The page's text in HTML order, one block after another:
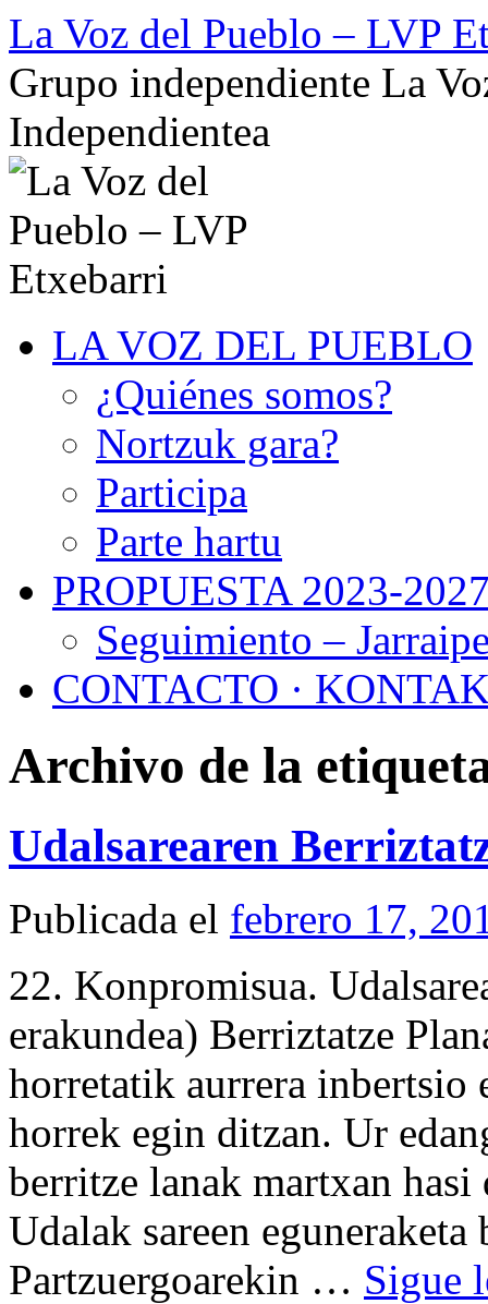
Saltar
contenido
La Voz del Pueblo – LVP
Grupo independiente La
Independientea
LA VOZ DEL PUEBLO
¿Quiénes somos?
Nortzuk gara?
Participa
Parte hartu
PROPUESTA 2023-
Seguimiento –
CONTACTO ·
Archivo de la
Udalsarearen
Publicada el febrero 17,
22. Konpromisua.
erakundea) Berriztatze
horretatik aurrera inbertsio
horrek egin ditzan. Ur
berritze lanak martxan
Udalak sareen
Partzuergoarekin … Sigue